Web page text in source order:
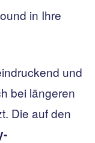
in Ihre
und
bei längeren
Die auf den